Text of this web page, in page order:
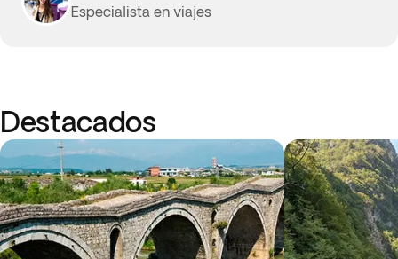
Especialista en viajes
Destacados